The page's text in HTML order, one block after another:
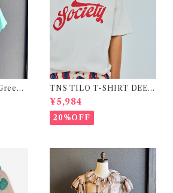
TNS TILO T-SHIRT DEEP
(ECRU )/ 16Y
¥5,984
20%OFF